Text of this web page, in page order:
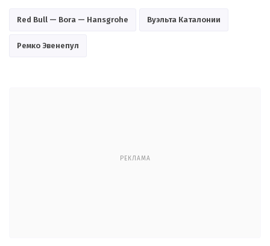
Red Bull — Bora — Hansgrohe Вуэльта Каталонии
Ремко Эвенепул
РЕКЛАМА